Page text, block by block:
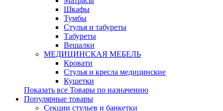
Шкафы
Тумбы
Стулья и табуреты
Табуреты
Вешалки
МЕДИЦИНСКАЯ МЕБЕЛЬ
Кровати
Стулья и кресла медицинские
Кушетки
Показать все Товары по назначению
Популярные товары
Секции стульев и банкетки